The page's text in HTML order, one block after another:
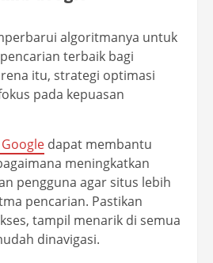
algoritmanya untuk
terbaik bagi
itu, strategi optimasi
pada kepuasan
dapat membantu
meningkatkan
pengguna agar situs lebih
pencarian. Pastikan
tampil menarik di semua
dinavigasi.